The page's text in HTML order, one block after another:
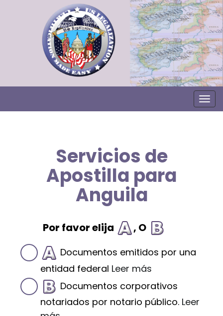
Servicios de
Apostilla para
Anguila
Por favor elija , O
Documentos emitidos por una
entidad federal Leer más
Documentos corporativos
notariados por notario público. Leer